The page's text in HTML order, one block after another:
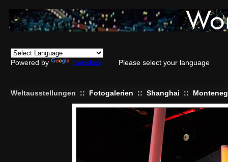
Powered by Translate Please select your language
Weltausstellungen :: Fotogalerien :: Shanghai ::